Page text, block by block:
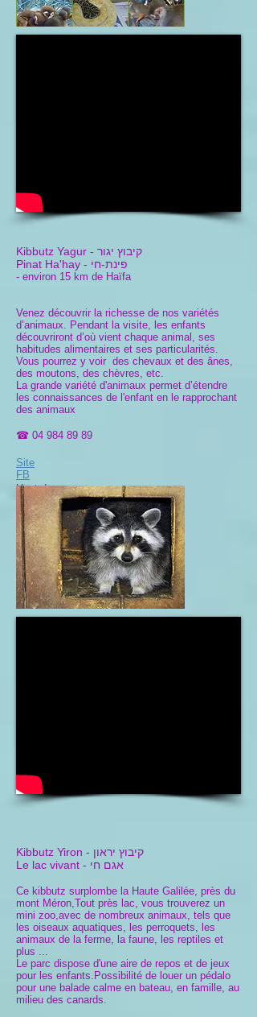
Kibbutz Yagur - קיבוץ יגור
Pinat Ha'hay - פינת-חי
- environ 15 km de Haïfa
Venez découvrir la richesse de nos variétés
d’animaux. Pendant la visite, les enfants
découvriront d’où vient chaque animal, ses
habitudes alimentaires et ses particularités.
Vous pourrez y voir des chevaux et des ânes,
des moutons, des chèvres, etc.
La grande variété d'animaux permet d’étendre
les connaissances de l'enfant en le rapprochant
des animaux
☎ 04 984 89 89
Site
FB
Haut de page
Kibbutz Yiron - קיבוץ יראון
Le lac vivant - אגם חי
Ce kibbutz surplombe la Haute Galilée, près du
mont Méron,Tout près lac, vous trouverez un
mini zoo,avec de nombreux animaux, tels que
les oiseaux aquatiques, les perroquets, les
animaux de la ferme, la faune, les reptiles et
plus ...
Le parc dispose d'une aire de repos et de jeux
pour les enfants.Possibilité de louer un pédalo
pour une balade calme en bateau, en famille, au
milieu des canards.